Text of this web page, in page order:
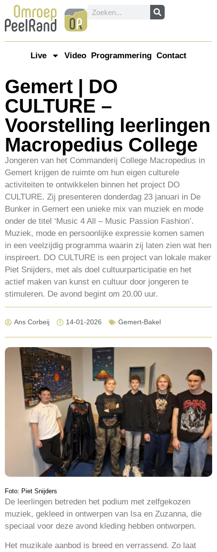
Live Video Programmering Contact
Gemert | DO
CULTURE –
Voorstelling leerlingen
Macropedius College
Jongeren van het Commanderij College Macropedius in
Gemert krijgen de ruimte om hun eigen culturele
activiteiten te ontwikkelen binnen het project DO
CULTURE. Zij presenteren donderdag 23 januari in De
Bunker in Gemert een unieke mix van muziek en mode
onder de titel ‘Music 4 All – Music Passion Fashion’.
Muziek, mode en persoonlijke expressie komen samen
in een veelzijdig programma waarin zij laten zien wat hen
inspireert. DO CULTURE is een project van lokale maker
Piet Snijders, met als doel cultuurparticipatie en het
actief maken van kunst en cultuur door jongeren te
stimuleren. De avond begint om 20.00 uur.
Ans Corbeij 14-01-2026 Gemert-Bakel
Foto: Piet Snijders
De leerlingen betreden het podium met zelfgekozen
muziek, gekleed in ontwerpen van Isa en Zuzanna, die
speciaal voor deze avond kleding hebben ontworpen.
Het muzikale aanbod is breed en verrassend. Zo laat